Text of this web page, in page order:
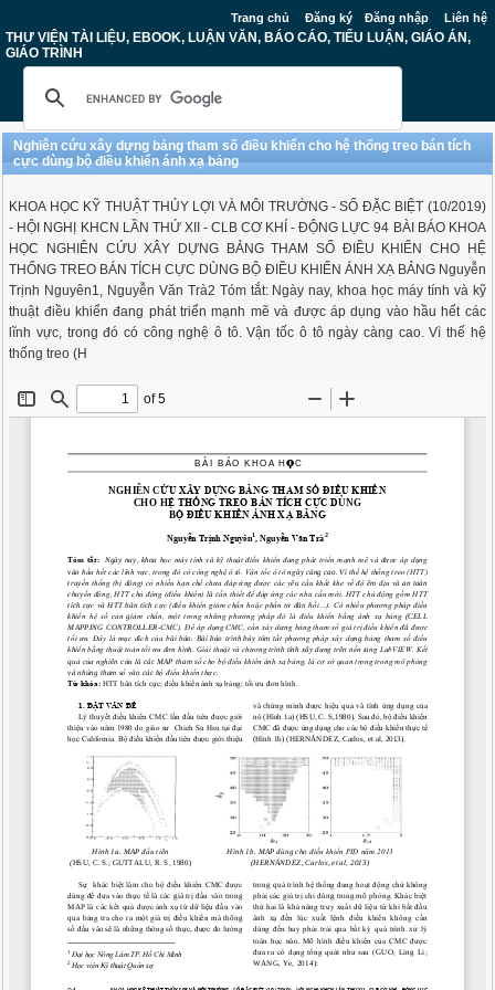
Trang chủ Đăng ký Đăng nhập Liên hệ
THƯ VIỆN TÀI LIỆU, EBOOK, LUẬN VĂN, BÁO CÁO, TIỂU LUẬN, GIÁO ÁN,
GIÁO TRÌNH
Nghiên cứu xây dựng bảng tham số điều khiển cho hệ thống treo bán tích
cực dùng bộ điều khiển ánh xạ bảng
KHOA HỌC KỸ THUẬT THỦY LỢI VÀ MÔI TRƯỜNG - SỐ ĐẶC BIỆT (10/2019)
- HỘI NGHỊ KHCN LẦN THỨ XII - CLB CƠ KHÍ - ĐỘNG LỰC 94 BÀI BÁO KHOA
HỌC NGHIÊN CỨU XÂY DỰNG BẢNG THAM SỐ ĐIỀU KHIỂN CHO HỆ
THỐNG TREO BÁN TÍCH CỰC DÙNG BỘ ĐIỀU KHIỂN ÁNH XẠ BẢNG Nguyễn
Trịnh Nguyên1, Nguyễn Văn Trà2 Tóm tắt: Ngày nay, khoa học máy tính và kỹ
thuật điều khiển đang phát triển mạnh mẽ và được áp dụng vào hầu hết các
lĩnh vực, trong đó có công nghệ ô tô. Vận tốc ô tô ngày càng cao. Vì thế hệ
thống treo (H